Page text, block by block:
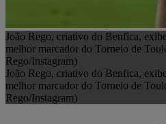
João Rego, criativo do Benfica,
melhor marcador do Torneio de
Rego/Instagram)
João Rego, criativo do Benfica,
melhor marcador do Torneio de
Rego/Instagram)